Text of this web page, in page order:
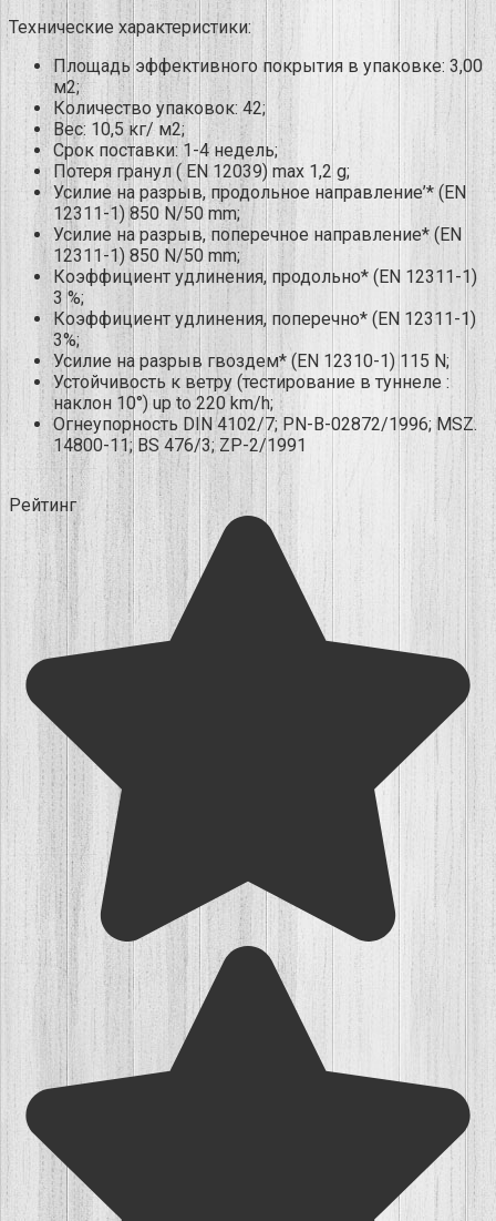
Технические характеристики:
Площадь эффективного покрытия в упаковке: 3,00
м2;
Количество упаковок: 42;
Вес: 10,5 кг/ м2;
Срок поставки: 1-4 недель;
Потеря гранул ( EN 12039) max 1,2 g;
Усилие на разрыв, продольное направление’* (EN
12311-1) 850 N/50 mm;
Усилие на разрыв, поперечное направление* (EN
12311-1) 850 N/50 mm;
Коэффициент удлинения, продольно* (EN 12311-1)
3 %;
Коэффициент удлинения, поперечно* (EN 12311-1)
3%;
Усилие на разрыв гвоздем* (EN 12310-1) 115 N;
Устойчивость к ветру (тестирование в туннеле :
наклон 10°) up to 220 km/h;
Огнеупорность DIN 4102/7; PN-B-02872/1996; MSZ.
14800-11; BS 476/3; ZP-2/1991
Рейтинг